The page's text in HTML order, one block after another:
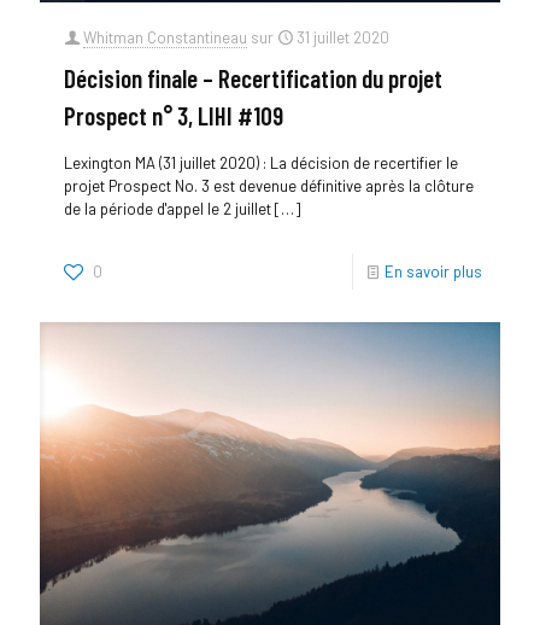
Whitman Constantineau sur 31 juillet 2020
Décision finale – Recertification du projet
Prospect n° 3, LIHI #109
Lexington MA (31 juillet 2020) : La décision de recertifier le
projet Prospect No. 3 est devenue définitive après la clôture
de la période d'appel le 2 juillet[…]
0 En savoir plus